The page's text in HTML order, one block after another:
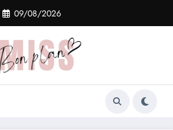
09/08/2026